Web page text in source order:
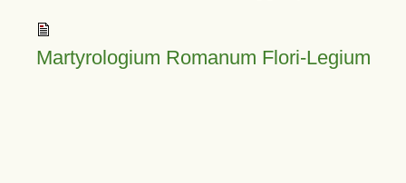
Martyrologium Romanum Flori-Legium